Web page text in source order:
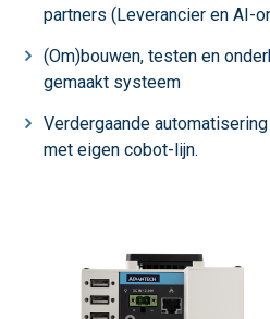
partners (Leverancier en AI-
(Om)bouwen, testen en
gemaakt systeem
Verdergaande
met eigen cobot-lijn.